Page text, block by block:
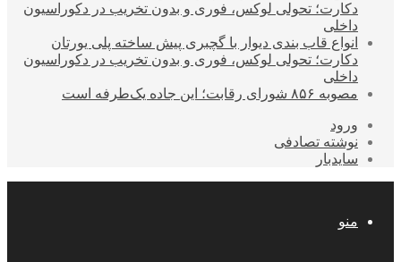
دکارت؛ تحولی لوکس، فوری و بدون تخریب در دکوراسیون
داخلی
انواع قاب بندی دیوار با گچبری پیش ساخته پلی یورتان
دکارت؛ تحولی لوکس، فوری و بدون تخریب در دکوراسیون
داخلی
مصوبه ۸۵۶ شورای رقابت؛ این جاده یک‌طرفه است
ورود
نوشته تصادفی
سایدبار
منو